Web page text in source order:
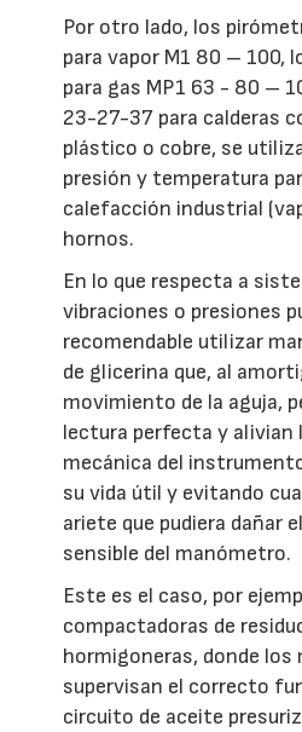
Por otro lado, los
para vapor M1 80 – 100,
para gas MP1 63 - 80 –
23-27-37 para calderas
plástico o cobre, se
presión y temperatura
calefacción industrial
hornos.
En lo que respecta a
vibraciones o presiones
recomendable utilizar
de glicerina que, al
movimiento de la aguja,
lectura perfecta y alivian
mecánica del
su vida útil y evitando
ariete que pudiera dañar
sensible del manómetro.
Este es el caso, por
compactadoras de
hormigoneras, donde
supervisan el correcto
circuito de aceite